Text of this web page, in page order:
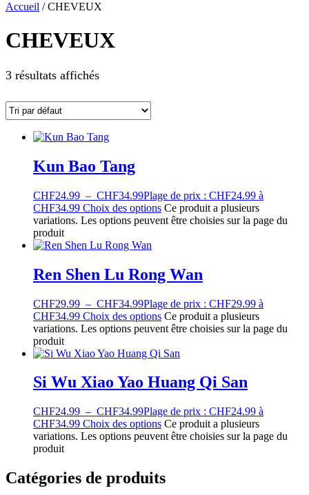
Accueil / CHEVEUX
CHEVEUX
3 résultats affichés
Kun Bao Tang
CHF24.99 – CHF34.99Plage de prix : CHF24.99 à
CHF34.99 Choix des options Ce produit a plusieurs
variations. Les options peuvent être choisies sur la page du
produit
Ren Shen Lu Rong Wan
CHF29.99 – CHF34.99Plage de prix : CHF29.99 à
CHF34.99 Choix des options Ce produit a plusieurs
variations. Les options peuvent être choisies sur la page du
produit
Si Wu Xiao Yao Huang Qi San
CHF24.99 – CHF34.99Plage de prix : CHF24.99 à
CHF34.99 Choix des options Ce produit a plusieurs
variations. Les options peuvent être choisies sur la page du
produit
Catégories de produits